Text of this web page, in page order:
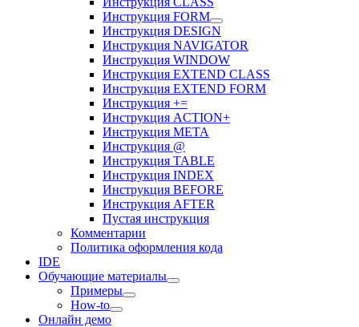
Инструкция FORM
Инструкция DESIGN
Инструкция NAVIGATOR
Инструкция WINDOW
Инструкция EXTEND CLASS
Инструкция EXTEND FORM
Инструкция +=
Инструкция ACTION+
Инструкция META
Инструкция @
Инструкция TABLE
Инструкция INDEX
Инструкция BEFORE
Инструкция AFTER
Пустая инструкция
Комментарии
Политика оформления кода
IDE
Обучающие материалы
Примеры
How-to
Онлайн демо